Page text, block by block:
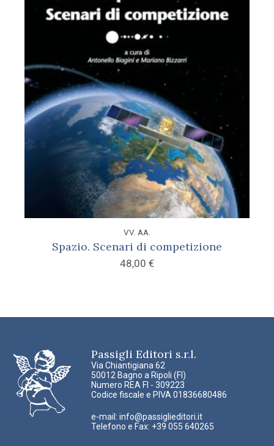
VV. AA.
Spazio. Scenari di competizione
48,00 €
Passigli Editori s.r.l.
Via Chiantigiana 62
50012 Bagno a Ripoli (FI)
Numero REA FI - 309223
Codice fiscale e PIVA 01836680486
e-mail: info@passiglieditori.it
Telefono e Fax: +39 055 640265